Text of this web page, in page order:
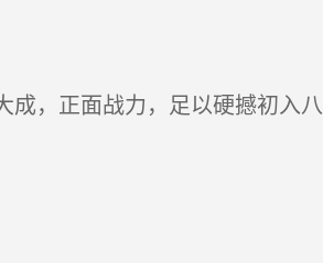
，正面战力，足以硬撼初入八